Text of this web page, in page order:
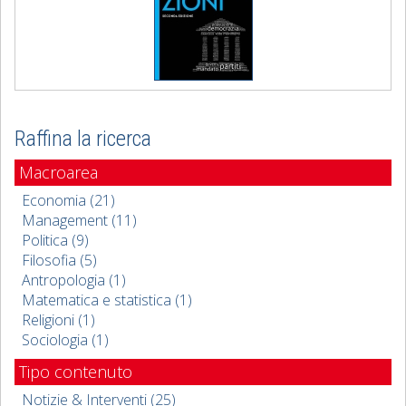
Raffina la ricerca
Macroarea
Economia (21)
Management (11)
Politica (9)
Filosofia (5)
Antropologia (1)
Matematica e statistica (1)
Religioni (1)
Sociologia (1)
Tipo contenuto
Notizie & Interventi (25)